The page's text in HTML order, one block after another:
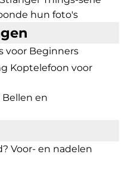
hun foto's
voor Beginners
Koptelefoon voor
Bellen en
Voor- en nadelen